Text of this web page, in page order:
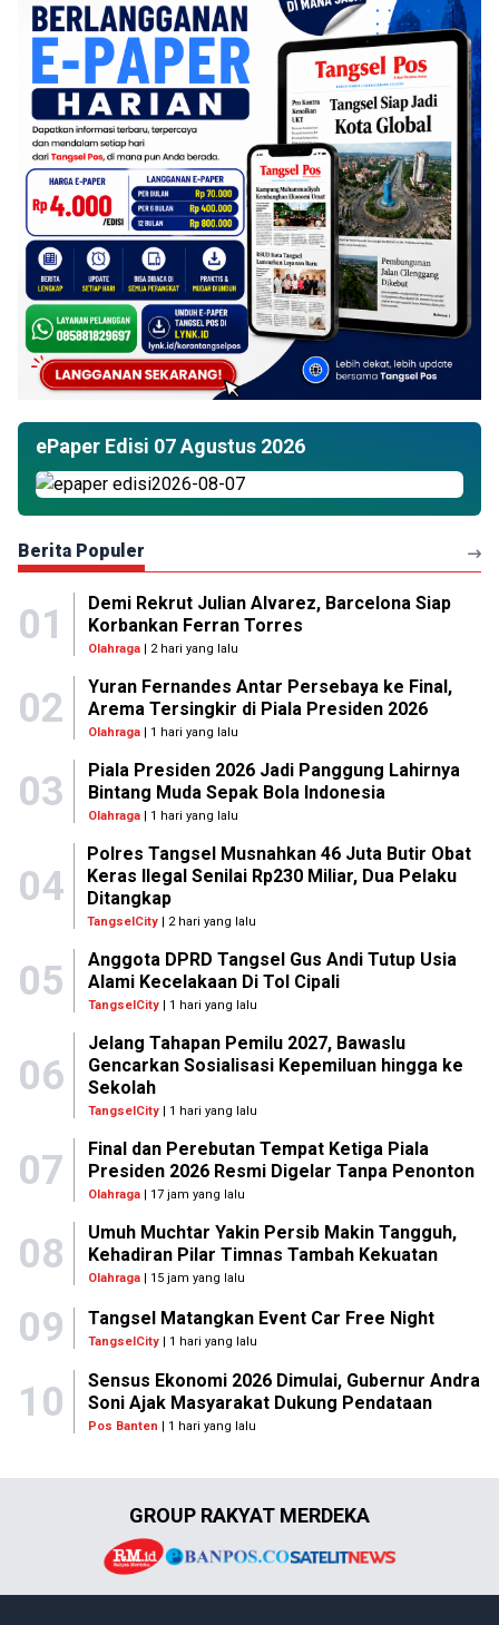
ePaper Edisi 07 Agustus 2026
Berita Populer
01
Demi Rekrut Julian Alvarez, Barcelona Siap
Korbankan Ferran Torres
Olahraga| 2 hari yang lalu
02
Yuran Fernandes Antar Persebaya ke Final,
Arema Tersingkir di Piala Presiden 2026
Olahraga| 1 hari yang lalu
03
Piala Presiden 2026 Jadi Panggung Lahirnya
Bintang Muda Sepak Bola Indonesia
Olahraga| 1 hari yang lalu
04
Polres Tangsel Musnahkan 46 Juta Butir Obat
Keras Ilegal Senilai Rp230 Miliar, Dua Pelaku
Ditangkap
TangselCity | 2 hari yang lalu
05
Anggota DPRD Tangsel Gus Andi Tutup Usia
Alami Kecelakaan Di Tol Cipali
TangselCity| 1 hari yang lalu
06
Jelang Tahapan Pemilu 2027, Bawaslu
Gencarkan Sosialisasi Kepemiluan hingga ke
Sekolah
TangselCity| 1 hari yang lalu
07
Final dan Perebutan Tempat Ketiga Piala
Presiden 2026 Resmi Digelar Tanpa Penonton
Olahraga| 17 jam yang lalu
08
Umuh Muchtar Yakin Persib Makin Tangguh,
Kehadiran Pilar Timnas Tambah Kekuatan
Olahraga| 15 jam yang lalu
09 Tangsel Matangkan Event Car Free Night
TangselCity | 1 hari yang lalu
10
Sensus Ekonomi 2026 Dimulai, Gubernur Andra
Soni Ajak Masyarakat Dukung Pendataan
Pos Banten | 1 hari yang lalu
GROUP RAKYAT MERDEKA